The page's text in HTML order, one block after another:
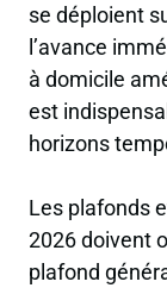
se déploient
l’avance
à domicile
est
horizons
Les plafonds
2026 doivent
plafond